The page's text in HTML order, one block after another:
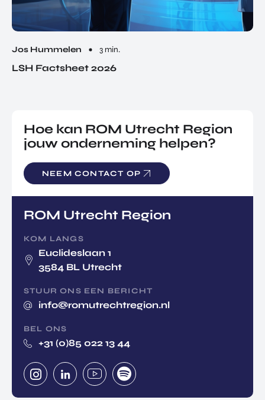
Jos Hummelen 3 min.
LSH Factsheet 2026
Hoe kan ROM Utrecht Region
jouw onderneming helpen?
NEEM CONTACT OP
ROM Utrecht Region
KOM LANGS
Euclideslaan 1
3584 BL Utrecht
STUUR ONS EEN BERICHT
info@romutrechtregion.nl
BEL ONS
+31 (0)85 022 13 44